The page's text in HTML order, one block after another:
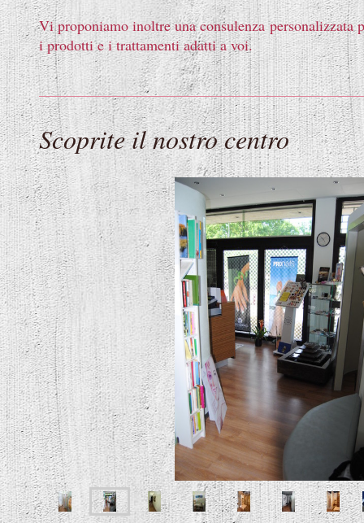
Vi proponiamo inoltre una consulenza personalizzata
i prodotti e i trattamenti adatti a voi.
Scoprite il nostro centro